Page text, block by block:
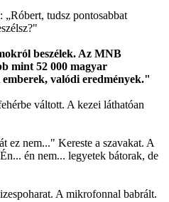
tudsz pontosabbat
beszélek. Az MNB
mint 52 000 magyar
valódi eredmények."
váltott. A kezei láthatóan
ez nem..." Kereste a szavakat. A
én nem... legyetek bátorak, de
A mikrofonnal babrált.